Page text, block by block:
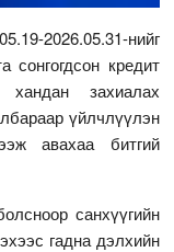
2026.05.31-нийг
сонгогдсон кредит
захиалах
үйлчлүүлэн
авахаа битгий
санхүүгийн
гадна дэлхийн